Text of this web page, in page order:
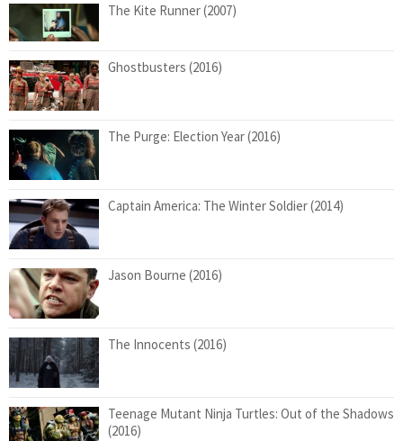
The Kite Runner (2007)
Ghostbusters (2016)
The Purge: Election Year (2016)
Captain America: The Winter Soldier (2014)
Jason Bourne (2016)
The Innocents (2016)
Teenage Mutant Ninja Turtles: Out of the Shadows
(2016)